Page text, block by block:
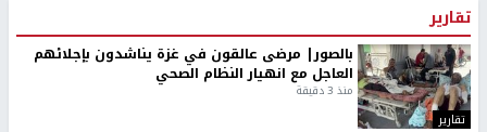
تقارير
تقارير
بالصور| مرضى عالقون في غزة يناشدون بإجلائهم
العاجل مع انهيار النظام الصحي
منذ 3 دقيقة